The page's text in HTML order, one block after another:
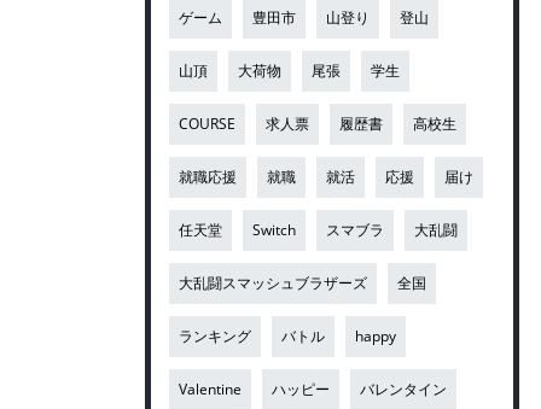
ゲーム 豊田市 山登り 登山
山頂 大荷物 尾張 学生
COURSE 求人票 履歴書 高校生
就職応援 就職 就活 応援 届け
任天堂 Switch スマブラ 大乱闘
大乱闘スマッシュブラザーズ 全国
ランキング バトル happy
Valentine ハッピー バレンタイン